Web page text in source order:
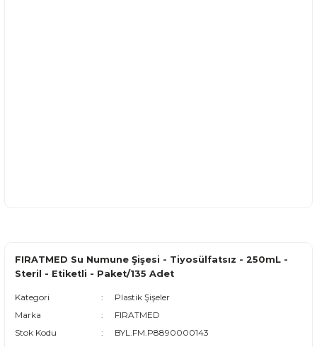
FIRATMED Su Numune Şişesi - Tiyosülfatsız - 250mL -
Steril - Etiketli - Paket/135 Adet
Kategori
Plastik Şişeler
Marka
FIRATMED
Stok Kodu
BYL.FM.P8890000143